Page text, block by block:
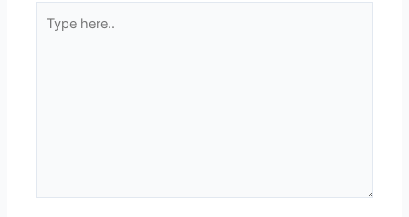
here..